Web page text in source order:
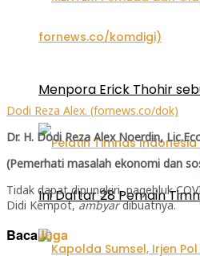
Menpora Erick Thohir
Ini Daftar 28 Pemain
Dodi Reza Alex. (fornews.co/dok)
Dr. H. Dodi Reza Alex Noerdin,
(Pemerhati masalah ekonomi dan
Tidak dapat dipungkiri, pagebluk
Didi Kempot,ambyardibuatnya.
BacaJuga